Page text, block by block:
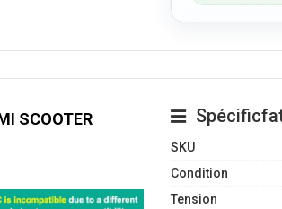
SCOOTER
SKU
Condition
Tension